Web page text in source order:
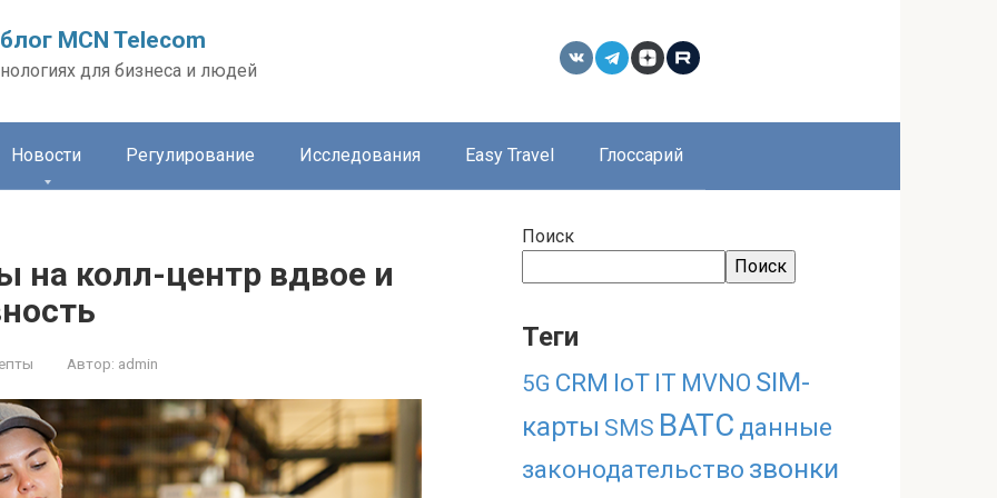
MCN Telecom
для бизнеса и людей
Новости Регулирование Исследования Easy Travel Глоссарий
на колл-центр вдвое и
Автор: admin
Поиск
Поиск
Теги
5G CRM IoT IT MVNO SIM-
карты SMS ВАТС данные
законодательство звонки